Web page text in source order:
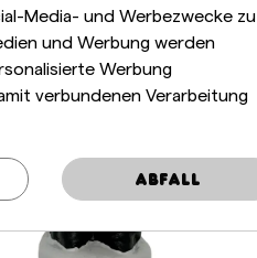
Media- und Werbezwecke zu
und Werbung werden
Werbung
verbundenen Verarbeitung
Abfall